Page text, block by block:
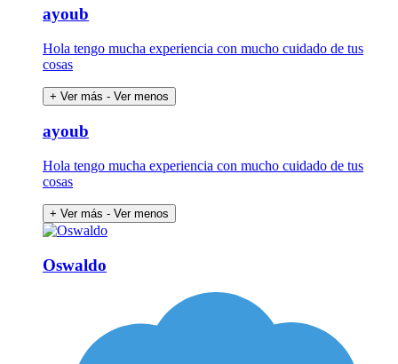
ayoub
Hola tengo mucha experiencia con mucho cuidado de tus
cosas
+ Ver más - Ver menos
ayoub
Hola tengo mucha experiencia con mucho cuidado de tus
cosas
+ Ver más - Ver menos
Oswaldo